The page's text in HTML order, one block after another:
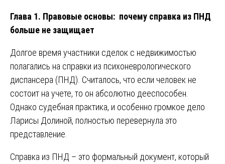
Глава 1. Правовые основы: почему справка из ПНД
больше не защищает
Долгое время участники сделок с недвижимостью
полагались на справки из психоневрологического
диспансера (ПНД). Считалось, что если человек не
состоит на учете, то он абсолютно дееспособен.
Однако судебная практика, и особенно громкое дело
Ларисы Долиной, полностью перевернула это
представление.
Справка из ПНД – это формальный документ, который